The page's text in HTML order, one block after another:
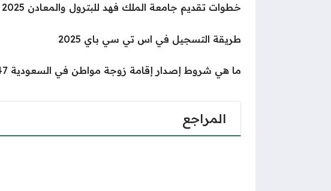
خطوات تقديم جامعة الملك فهد للبترول والمعادن 2025
طريقة التسجيل في اس تي سي باي 2025
ما هي شروط إصدار إقامة زوجة مواطن في السعودية 1447
المراجع